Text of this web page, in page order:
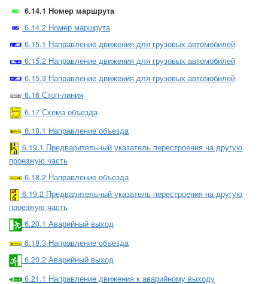
6.14.1 Номер маршрута
6.14.2 Номер маршрута
6.15.1 Направление движения для грузовых автомобилей
6.15.2 Направление движения для грузовых автомобилей
6.15.3 Направление движения для грузовых автомобилей
6.16 Стоп-линия
6.17 Схема объезда
6.18.1 Направление объезда
6.19.1 Предварительный указатель перестроения на другую
проезжую часть
6.18.2 Направление объезда
6.19.2 Предварительный указатель перестроения на другую
проезжую часть
6.20.1 Аварийный выход
6.18.3 Направление объезда
6.20.2 Аварийный выход
6.21.1 Направление движения к аварийному выходу